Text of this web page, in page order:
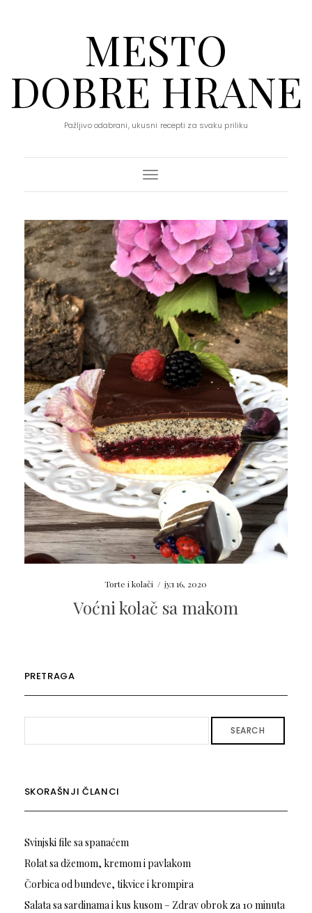
MESTO
DOBRE HRANE
Pažljivo odabrani, ukusni recepti za svaku priliku
Toggle Navigation
Torte i kolači / јул 16, 2020
Voćni kolač sa makom
PRETRAGA
SEARCH
SKORAŠNJI ČLANCI
Svinjski file sa spanaćem
Rolat sa džemom, kremom i pavlakom
Čorbica od bundeve, tikvice i krompira
Salata sa sardinama i kus kusom – Zdrav obrok za 10 minuta